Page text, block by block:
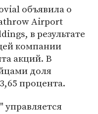
объявила о
Airport
в результате
компании
акций. В
доля
процента.
управляется